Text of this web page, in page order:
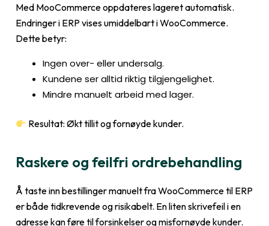
Med MooCommerce oppdateres lageret automatisk.
Endringer i ERP vises umiddelbart i WooCommerce.
Dette betyr:
Ingen over- eller undersalg.
Kundene ser alltid riktig tilgjengelighet.
Mindre manuelt arbeid med lager.
Resultat: Økt tillit og fornøyde kunder.
Raskere og feilfri ordrebehandling
Å taste inn bestillinger manuelt fra WooCommerce til ERP
er både tidkrevende og risikabelt. En liten skrivefeil i en
adresse kan føre til forsinkelser og misfornøyde kunder.